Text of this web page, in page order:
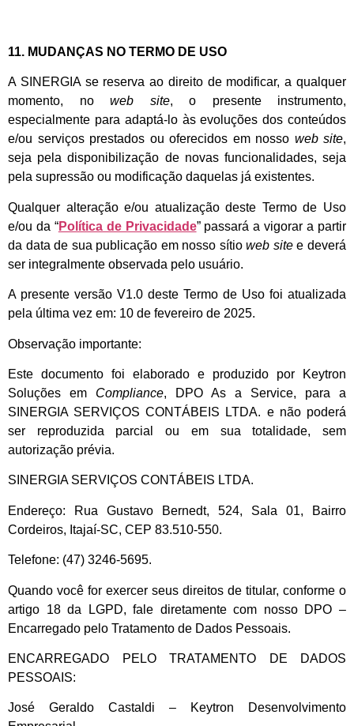
11. MUDANÇAS NO TERMO DE USO
A SINERGIA se reserva ao direito de modificar, a qualquer
momento, no web site, o presente instrumento,
especialmente para adaptá-lo às evoluções dos conteúdos
e/ou serviços prestados ou oferecidos em nosso web site,
seja pela disponibilização de novas funcionalidades, seja
pela supressão ou modificação daquelas já existentes.
Qualquer alteração e/ou atualização deste Termo de Uso
e/ou da “Política de Privacidade” passará a vigorar a partir
da data de sua publicação em nosso sítioweb sitee deverá
ser integralmente observada pelo usuário.
A presente versão V1.0 deste Termo de Uso foi atualizada
pela última vez em: 10 de fevereiro de 2025.
Observação importante:
Este documento foi elaborado e produzido por Keytron
Soluções em Compliance, DPO As a Service, para a
SINERGIA SERVIÇOS CONTÁBEIS LTDA. e não poderá
ser reproduzida parcial ou em sua totalidade, sem
autorização prévia.
SINERGIA SERVIÇOS CONTÁBEIS LTDA.
Endereço: Rua Gustavo Bernedt, 524, Sala 01, Bairro
Cordeiros, Itajaí-SC, CEP 83.510-550.
Telefone: (47) 3246-5695.
Quando você for exercer seus direitos de titular, conforme o
artigo 18 da LGPD, fale diretamente com nosso DPO –
Encarregado pelo Tratamento de Dados Pessoais.
ENCARREGADO PELO TRATAMENTO DE DADOS
PESSOAIS:
José Geraldo Castaldi – Keytron Desenvolvimento